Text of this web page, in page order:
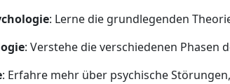
: Lerne die grundlegenden
: Verstehe die verschiedenen Phasen
: Erfahre mehr über psychische